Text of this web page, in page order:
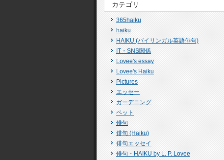
カテゴリ
365haiku
haiku
HAIKU (バイリンガル英語俳句)
IT・SNS関係
Lovee's essay
Lovee's Haiku
Pictures
エッセー
ガーデニング
ペット
俳句
俳句 (Haiku)
俳句エッセイ
俳句・HAIKU by L. P. Lovee